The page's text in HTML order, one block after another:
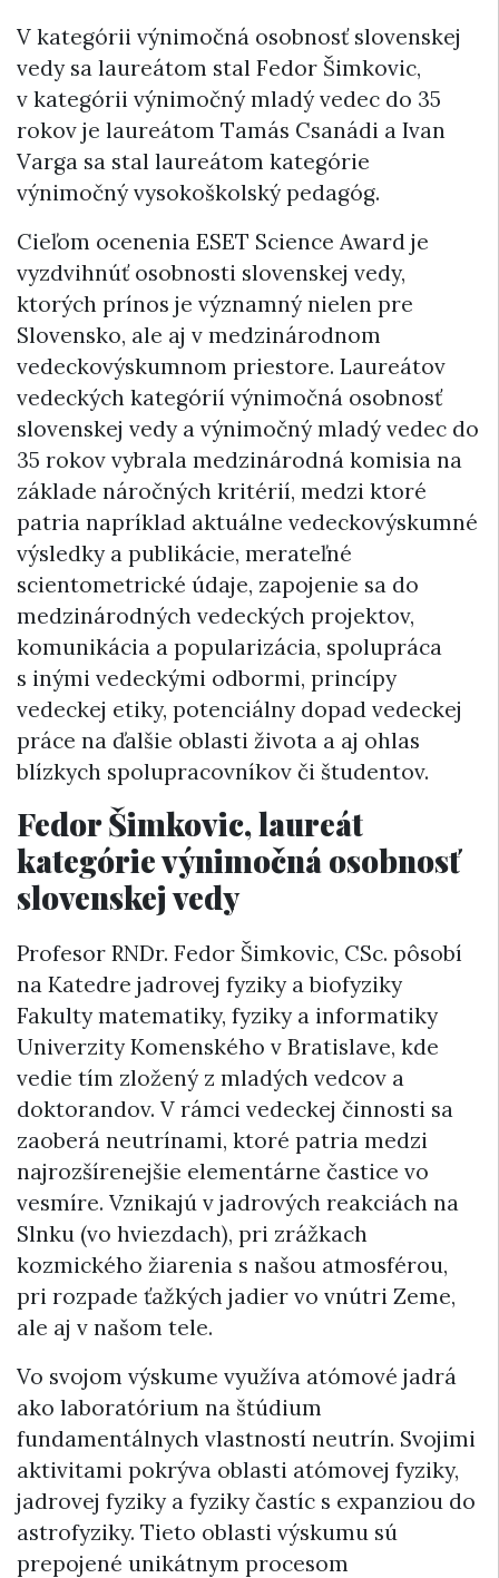
V kategórii výnimočná osobnosť slovenskej
vedy sa laureátom stal Fedor Šimkovic,
v kategórii výnimočný mladý vedec do 35
rokov je laureátom Tamás Csanádi a Ivan
Varga sa stal laureátom kategórie
výnimočný vysokoškolský pedagóg.
Cieľom ocenenia ESET Science Award je
vyzdvihnúť osobnosti slovenskej vedy,
ktorých prínos je významný nielen pre
Slovensko, ale aj v medzinárodnom
vedeckovýskumnom priestore. Laureátov
vedeckých kategórií výnimočná osobnosť
slovenskej vedy a výnimočný mladý vedec do
35 rokov vybrala medzinárodná komisia na
základe náročných kritérií, medzi ktoré
patria napríklad aktuálne vedeckovýskumné
výsledky a publikácie, merateľné
scientometrické údaje, zapojenie sa do
medzinárodných vedeckých projektov,
komunikácia a popularizácia, spolupráca
s inými vedeckými odbormi, princípy
vedeckej etiky, potenciálny dopad vedeckej
práce na ďalšie oblasti života a aj ohlas
blízkych spolupracovníkov či študentov.
Fedor Šimkovic, laureát
kategórie výnimočná osobnosť
slovenskej vedy
Profesor RNDr. Fedor Šimkovic, CSc. pôsobí
na Katedre jadrovej fyziky a biofyziky
Fakulty matematiky, fyziky a informatiky
Univerzity Komenského v Bratislave, kde
vedie tím zložený z mladých vedcov a
doktorandov. V rámci vedeckej činnosti sa
zaoberá neutrínami, ktoré patria medzi
najrozšírenejšie elementárne častice vo
vesmíre. Vznikajú v jadrových reakciách na
Slnku (vo hviezdach), pri zrážkach
kozmického žiarenia s našou atmosférou,
pri rozpade ťažkých jadier vo vnútri Zeme,
ale aj v našom tele.
Vo svojom výskume využíva atómové jadrá
ako laboratórium na štúdium
fundamentálnych vlastností neutrín. Svojimi
aktivitami pokrýva oblasti atómovej fyziky,
jadrovej fyziky a fyziky častíc s expanziou do
astrofyziky. Tieto oblasti výskumu sú
prepojené unikátnym procesom